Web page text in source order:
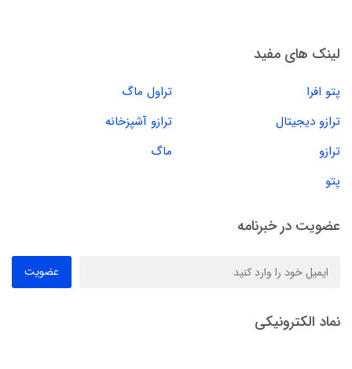
لینک های مفید
پتو افرا
تراول ماگ
ترازو دیجیتال
ترازو آشپزخانه
ترازو
ماگ
پتو
عضویت در خبرنامه
عضویت
نماد الکترونیکی